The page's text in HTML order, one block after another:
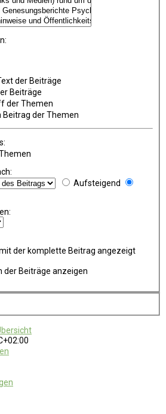
der Beiträge
Beiträge
der Themen
Beitrag der Themen
Aufsteigend
der komplette Beitrag angezeigt
der Beiträge anzeigen